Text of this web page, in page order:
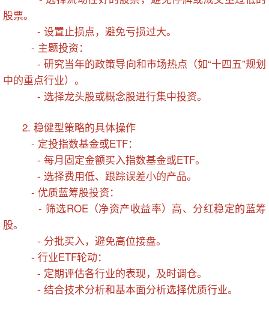
股票。
- 设置止损点，避免亏损过大。
- 主题投资：
- 研究当年的政策导向和市场热点（如“十四五”规划
中的重点行业）。
- 选择龙头股或概念股进行集中投资。
2. 稳健型策略的具体操作
- 定投指数基金或ETF：
- 每月固定金额买入指数基金或ETF。
- 选择费用低、跟踪误差小的产品。
- 优质蓝筹股投资：
- 筛选ROE（净资产收益率）高、分红稳定的蓝筹
股。
- 分批买入，避免高位接盘。
- 行业ETF轮动：
- 定期评估各行业的表现，及时调仓。
- 结合技术分析和基本面分析选择优质行业。